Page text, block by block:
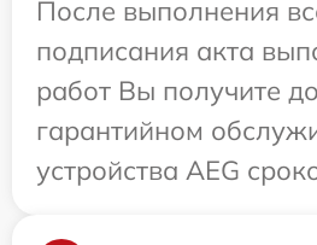
После выполнения
подписания акта
работ Вы получите
гарантийном
устройства AEG